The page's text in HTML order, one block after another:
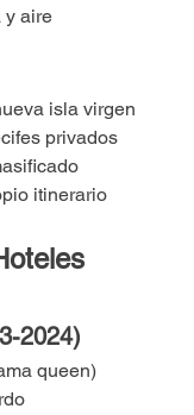
y aire
isla virgen
privados
itinerario
2024)
queen)